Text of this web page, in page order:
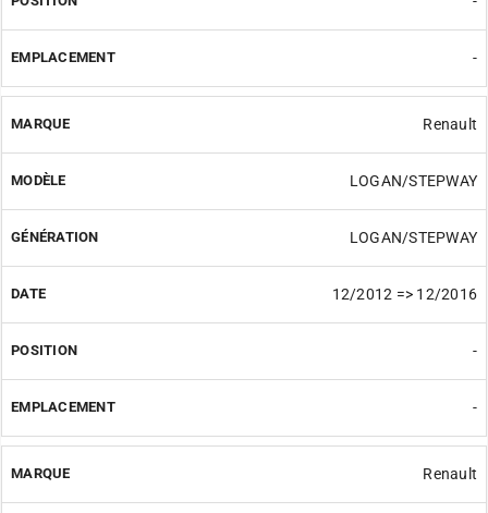
-
Renault
LOGAN/STEPWAY
LOGAN/STEPWAY
12/2012 => 12/2016
-
-
Renault